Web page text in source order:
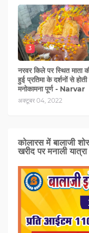
3
नरवर किले पर स्थित माता
हुई प्रतिमा के दर्शनों से
मनोकामना पूर्ण - Narvar
अक्टूबर 04, 2022
कोलारस में बालाजी
खरीद पर मनाली